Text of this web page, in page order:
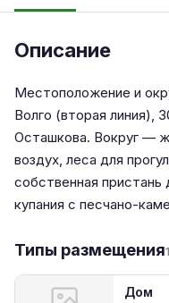
Описание
Местоположение и
Волго (вторая линия),
Осташкова. Вокруг —
воздух, леса для
собственная
купания с песчано-
Типы размещения
Дом